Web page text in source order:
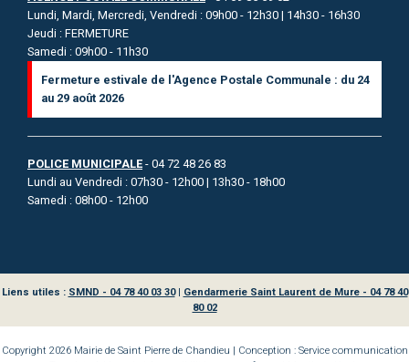
Lundi, Mardi, Mercredi, Vendredi : 09h00 - 12h30 | 14h30 - 16h30
Jeudi : FERMETURE
Samedi : 09h00 - 11h30
Fermeture estivale de l'Agence Postale Communale : du 24
au 29 août 2026
POLICE MUNICIPALE - 04 72 48 26 83
Lundi au Vendredi : 07h30 - 12h00 | 13h30 - 18h00
Samedi : 08h00 - 12h00
Liens utiles : SMND - 04 78 40 03 30| Gendarmerie Saint Laurent de Mure - 04 78 40
80 02
Copyright 2026 Mairie de Saint Pierre de Chandieu | Conception : Service communication